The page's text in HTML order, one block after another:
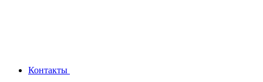
Контакты